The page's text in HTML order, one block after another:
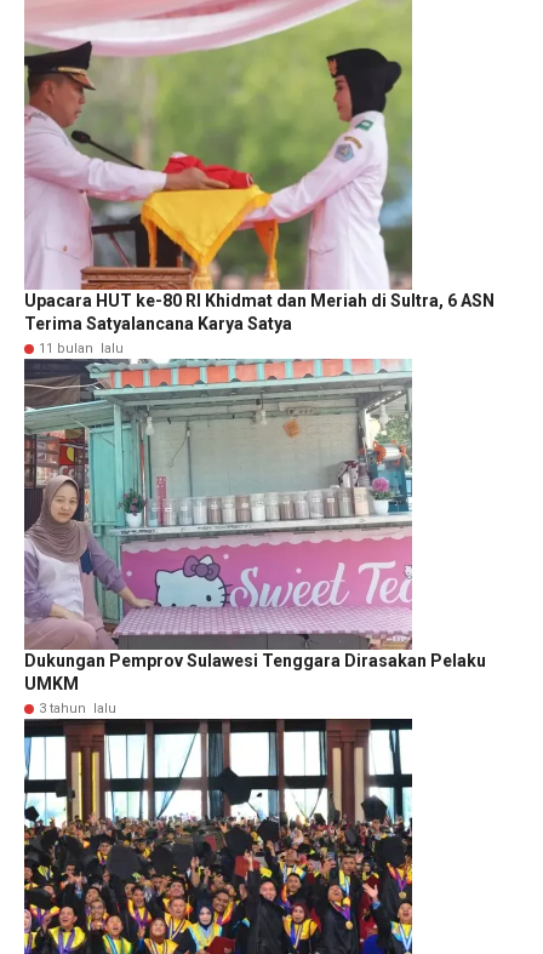
Upacara HUT ke-80 RI Khidmat dan Meriah di Sultra, 6 ASN
Terima Satyalancana Karya Satya
11 bulan lalu
Dukungan Pemprov Sulawesi Tenggara Dirasakan Pelaku
UMKM
3 tahun lalu